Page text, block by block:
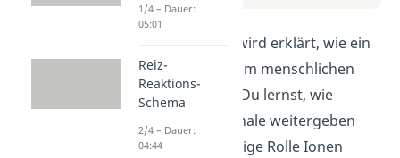
In diesem Video wird erklärt, wie ein
Aktionspotential im menschlichen
Körper entsteht. Du lernst, wie
Nervenzellen Signale weitergeben
und welche wichtige Rolle Ionen
1/4 – Dauer:
05:01
Reiz-
Reaktions-
Schema
2/4 – Dauer:
04:44